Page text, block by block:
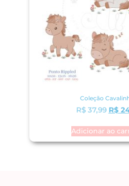
Coleção
R$37,99 R$
Adicionar ao